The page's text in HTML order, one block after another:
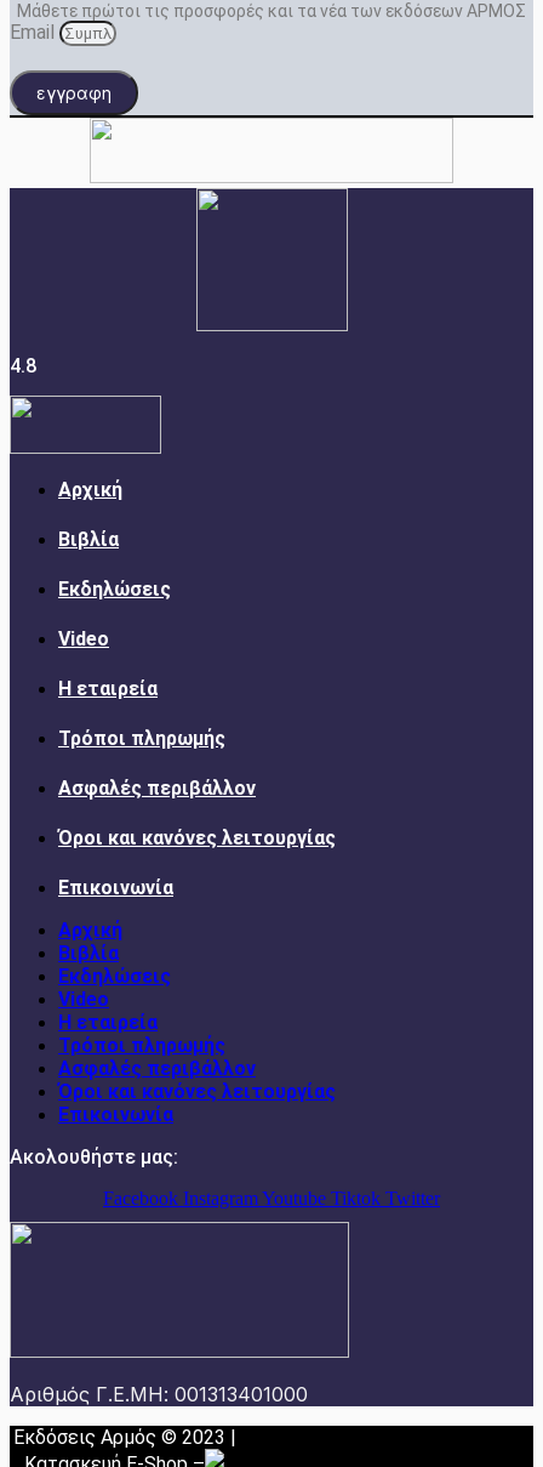
Μάθετε πρώτοι τις προσφορές και τα νέα των εκδόσεων ΑΡΜΟΣ
Email
εγγραφη
4.8
Αρχική
Βιβλία
Εκδηλώσεις
Video
Η εταιρεία
Τρόποι πληρωμής
Ασφαλές περιβάλλον
Όροι και κανόνες λειτουργίας
Επικοινωνία
Αρχική
Βιβλία
Εκδηλώσεις
Video
Η εταιρεία
Τρόποι πληρωμής
Ασφαλές περιβάλλον
Όροι και κανόνες λειτουργίας
Επικοινωνία
Ακολουθήστε μας:
Facebook InstagramYoutube Tiktok Twitter
Αριθμός Γ.Ε.ΜΗ: 001313401000
Εκδόσεις Αρμός © 2023 |